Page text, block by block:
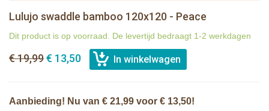
Lulujo swaddle bamboo 120x120 - Peace
Dit product is op voorraad. De levertijd bedraagt 1-2 werkdagen
€ 19,99€ 13,50
Aanbieding! Nu van € 21,99 voor € 13,50!